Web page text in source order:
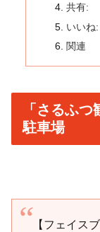
共有:
いいね:
関連
「さるふ
駐車場
【フェイス